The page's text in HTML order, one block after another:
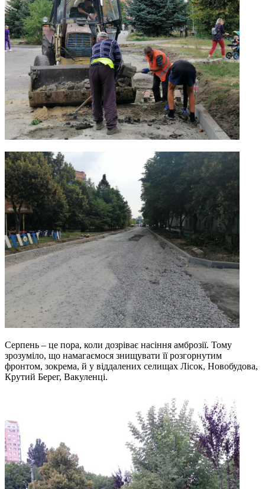
Серпень – це пора, коли дозріває насіння амброзії. Тому
зрозуміло, що намагаємося знищувати її розгорнутим
фронтом, зокрема, й у віддалених селищах Лісок, Новобудова,
Крутий Берег, Вакуленці.